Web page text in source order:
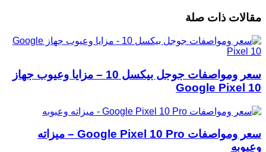
مقالات ذات صلة
سعر ومواصفات جوجل بيكسل 10 – مزايا وعيوب جهاز
Google Pixel 10
سعر ومواصفات Google Pixel 10 Pro – ميزاته
وعيوبه